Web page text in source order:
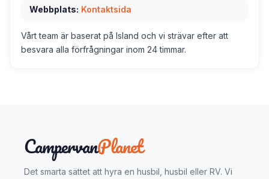
Webbplats: Kontaktsida
Vårt team är baserat på Island och vi strävar efter att
besvara alla förfrågningar inom 24 timmar.
CampervanPlanet
Det smarta sättet att hyra en husbil, husbil eller RV. Vi